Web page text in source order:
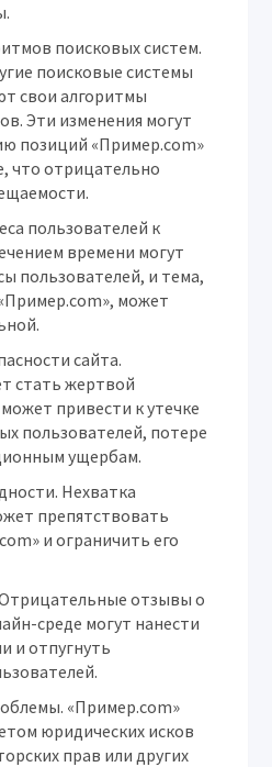
поисковых систем.
поисковые системы
свои алгоритмы
Эти изменения могут
позиций «Пример.com»
что отрицательно
пользователей к
времени могут
пользователей, и тема,
может
сайта.
стать жертвой
привести к утечке
пользователей, потере
ущербам.
Нехватка
препятствовать
и ограничить его
отзывы о
среде могут нанести
и отпугнуть
«Пример.com»
юридических исков
прав или других